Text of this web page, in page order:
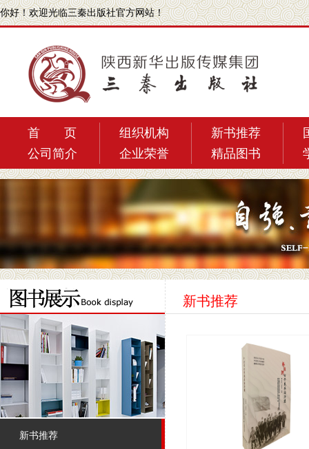
你好！欢迎光临三秦出版社官方网站！
首 页
公司简介
组织机构
企业荣誉
新书推荐
精品图书
新书推荐
新书推荐